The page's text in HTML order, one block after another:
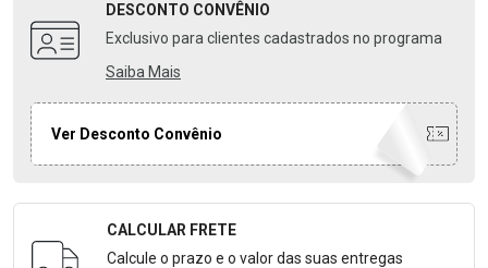
DESCONTO CONVÊNIO
Exclusivo para clientes cadastrados no programa
Saiba Mais
Ver Desconto Convênio
Formulário para Calcular o Frete
CALCULAR FRETE
Calcule o prazo e o valor das suas entregas